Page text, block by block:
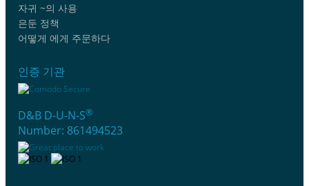
자귀 ~의 사용
은둔 정책
어떻게 에게 주문하다
인증 기관
D&B D-U-N-S®
Number: 861494523